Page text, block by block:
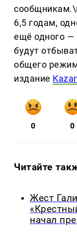
6,5 годам,
ещё одного —
будут
общего
издание
0 0
Читайте
Жест
начал